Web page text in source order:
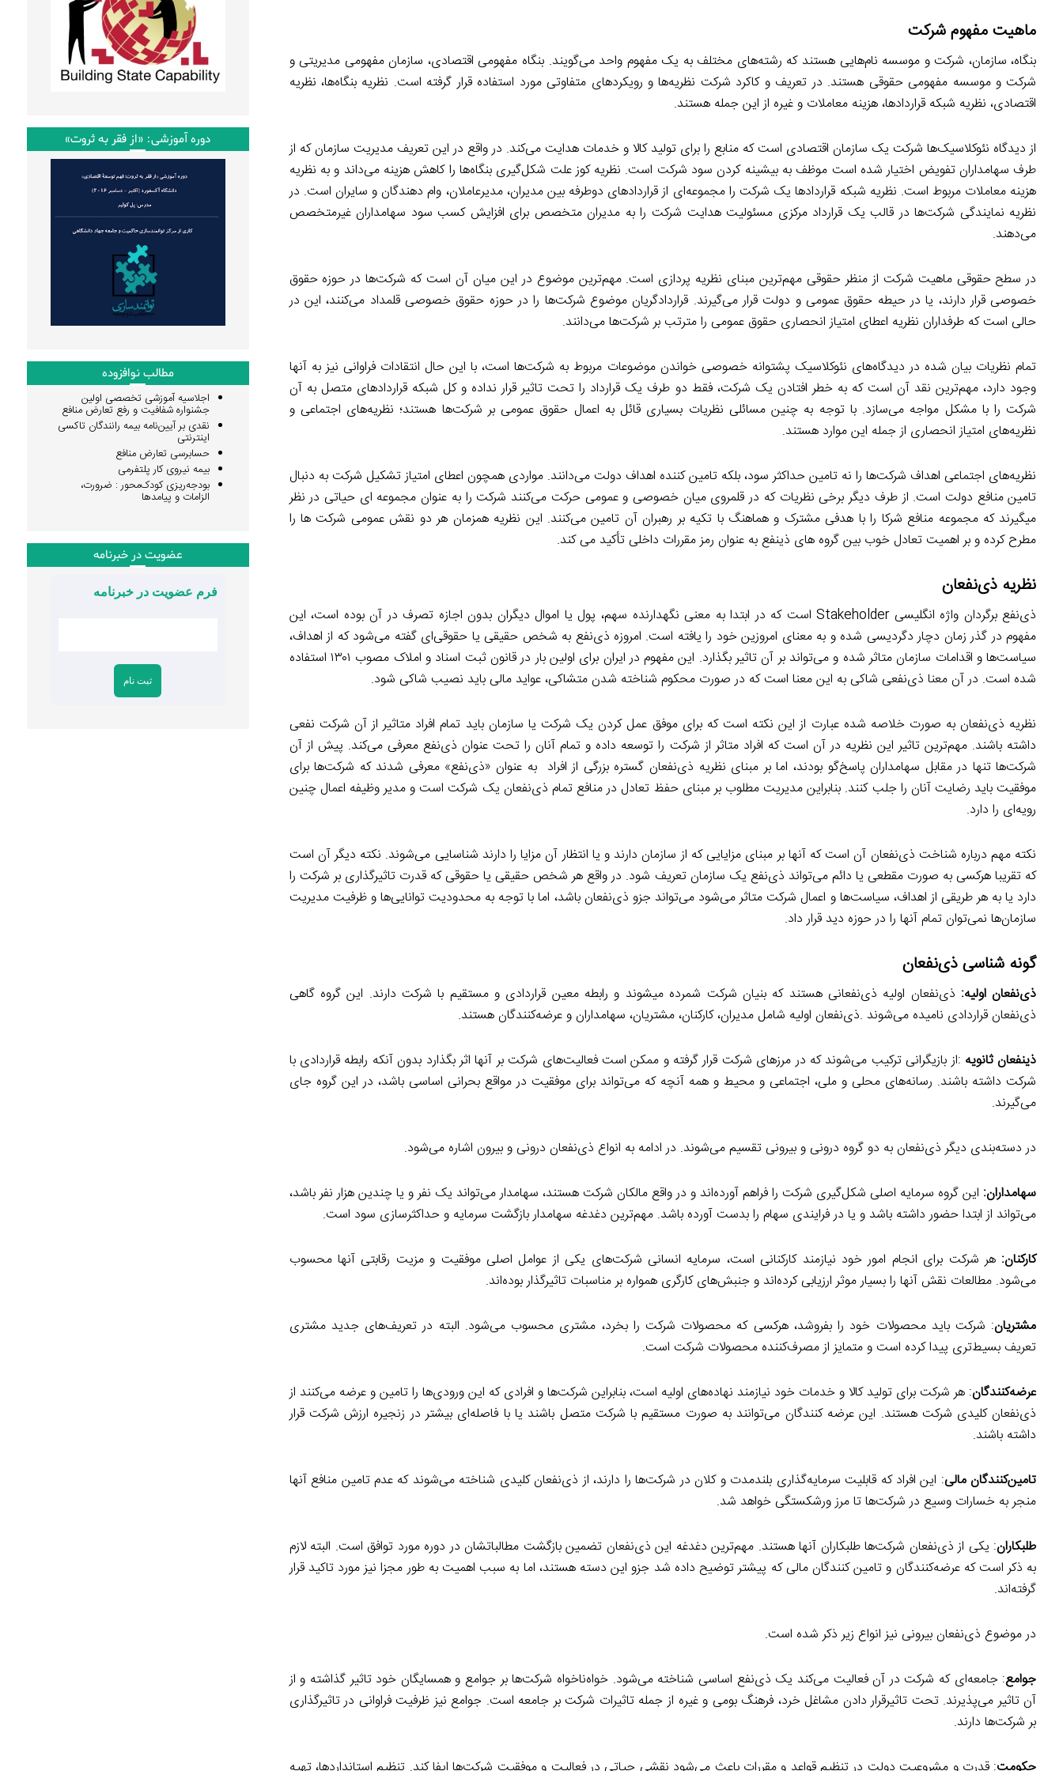
ماهیت مفهوم شرکت
بنگاه، سازمان، شرکت و موسسه نام‌هایی هستند که رشته‌های مختلف به یک مفهوم واحد می‌گویند. بنگاه مفهومی اقتصادی، سازمان مفهومی مدیریتی و
شرکت و موسسه مفهومی حقوقی هستند. در تعریف و کاکرد شرکت نظریه‌ها و رویکردهای متفاوتی مورد استفاده قرار گرفته است. نظریه بنگاه‌ها، نظریه
اقتصادی، نظریه شبکه قراردادها، هزینه معاملات و غیره از این جمله هستند.
از دیدگاه نئوکلاسیک‌ها شرکت یک سازمان اقتصادی است که منابع را برای تولید کالا و خدمات هدایت می‌کند. در واقع در این تعریف مدیریت سازمان که از
طرف سهامداران تفویض اختیار شده است موظف به بیشینه کردن سود شرکت است. نظریه کوز علت شکل‌گیری بنگاه‌ها را کاهش هزینه می‌داند و به نظریه
هزینه معاملات مربوط است. نظریه شبکه قراردادها یک شرکت را مجموعه‌ای از قراردادهای دوطرفه بین مدیران، مدیرعاملان، وام دهندگان و سایران است. در
نظریه نمایندگی شرکت‌ها در قالب یک قرارداد مرکزی مسئولیت هدایت شرکت را به مدیران متخصص برای افزایش کسب سود سهامداران غیرمتخصص
می‌دهند.
در سطح حقوقی ماهیت شرکت از منظر حقوقی مهم‌ترین مبنای نظریه پردازی است. مهم‌ترین موضوع در این میان آن است که شرکت‌ها در حوزه حقوق
خصوصی قرار دارند، یا در حیطه حقوق عمومی و دولت قرار می‌گیرند. قراردادگریان موضوع شرکت‌ها را در حوزه حقوق خصوصی قلمداد می‌کنند، این در
حالی است که طرفداران نظریه اعطای امتیاز انحصاری حقوق عمومی را مترتب بر شرکت‌ها می‌دانند.
تمام نظریات بیان شده در دیدگاه‌های نئوکلاسیک پشتوانه خصوصی خواندن موضوعات مربوط به شرکت‌ها است، با این حال انتقادات فراوانی نیز به آنها
وجود دارد، مهم‌ترین نقد آن است که به خطر افتادن یک شرکت، فقط دو طرف یک قرارداد را تحت تاثیر قرار نداده و کل شبکه قراردادهای متصل به آن
شرکت را با مشکل مواجه می‌سازد. با توجه به چنین مسائلی نظریات بسیاری قائل به اعمال حقوق عمومی بر شرکت‌ها هستند؛ نظریه‌های اجتماعی و
نظریه‌های امتیاز انحصاری از جمله این موارد هستند.
نظریه‌های اجتماعی اهداف شرکت‌ها را نه تامین حداکثر سود، بلکه تامین کننده اهداف دولت می‌دانند. مواردی همچون اعطای امتیاز تشکیل شرکت به دنبال
تامین منافع دولت است. از طرف دیگر برخی نظریات که در قلمروی میان خصوصی و عمومی حرکت می‌کنند شرکت را به عنوان مجموعه ای حیاتی در نظر
میگیرند که مجموعه منافع شرکا را با هدفی مشترک و هماهنگ با تکیه بر رهبران آن تامین می‌کنند. این نظریه همزمان هر دو نقش عمومی شرکت ها را
مطرح کرده و بر اهمیت تعادل خوب بین گروه های ذینفع به عنوان رمز مقررات داخلی تأکید می کند.
نظریه ذی‌نفعان
ذی‌نفع برگردان واژه انگلیسی Stakeholder است که در ابتدا به معنی نگهدارنده سهم، پول یا اموال دیگران بدون اجازه تصرف در آن بوده است، این
مفهوم در گذر زمان دچار دگردیسی شده و به معنای امروزین خود را یافته است. امروزه ذی‌نفع به شخص حقیقی یا حقوقی‌ای گفته می‌شود که از اهداف،
سیاست‌ها و اقدامات سازمان متاثر شده و می‌تواند بر آن تاثیر بگذارد. این مفهوم در ایران برای اولین بار در قانون ثبت اسناد و املاک مصوب ۱۳۰۱ استفاده
شده است. در آن معنا ذی‌نفعی شاکی به این معنا است که در صورت محکوم شناخته شدن متشاکی، عواید مالی باید نصیب شاکی شود.
نظریه ذی‌نفعان به صورت خلاصه شده عبارت از این نکته است که برای موفق عمل کردن یک شرکت یا سازمان باید تمام افراد متاثیر از آن شرکت نفعی
داشته باشند. مهم‌ترین تاثیر این نظریه در آن است که افراد متاثر از شرکت را توسعه داده و تمام آنان را تحت عنوان ذی‌نفع معرفی می‌کند. پیش از آن
شرکت‌ها تنها در مقابل سهامداران پاسخ‌گو بودند، اما بر مبنای نظریه ذی‌نفعان گستره بزرگی از افراد به عنوان «ذی‌نفع» معرفی شدند که شرکت‌ها برای
موفقیت باید رضایت آنان را جلب کنند. بنابراین مدیریت مطلوب بر مبنای حفظ تعادل در منافع تمام ذی‌نفعان یک شرکت است و مدیر وظیفه اعمال چنین
رویه‌ای را دارد.
نکته مهم درباره شناخت ذی‌نفعان آن است که آنها بر مبنای مزایایی که از سازمان دارند و یا انتظار آن مزایا را دارند شناسایی می‌شوند. نکته دیگر آن است
که تقریبا هرکسی به صورت مقطعی یا دائم می‌تواند ذی‌نفع یک سازمان تعریف شود. در واقع هر شخص حقیقی یا حقوقی که قدرت تاثیرگذاری بر شرکت را
دارد یا به هر طریقی از اهداف، سیاست‌ها و اعمال شرکت متاثر می‌شود می‌تواند جزو ذی‌نفعان باشد، اما با توجه به محدودیت توانایی‌ها و ظرفیت مدیریت
سازمان‌ها نمی‌توان تمام آنها را در حوزه دید قرار داد.
گونه شناسی ذی‌نفعان
ذی‌نفعان اولیه: ذی‌نفعان اولیه ذی‌نفعانی هستند که بنیان شرکت شمرده میشوند و رابطه معین قراردادی و مستقیم با شرکت دارند. این گروه گاهی
ذی‌نفعان قراردادی نامیده می‌شوند .ذی‌نفعان اولیه شامل مدیران، کارکنان، مشتریان، سهامداران و عرضه‌کنندگان هستند.
ذینفعان ثانویه :از بازیگرانی ترکیب می‌شوند که در مرزهای شرکت قرار گرفته و ممکن است فعالیت‌های شرکت بر آنها اثر بگذارد بدون آنکه رابطه قراردادی با
شرکت داشته باشند. رسانه‌های محلی و ملی، اجتماعی و محیط و همه آنچه که می‌تواند برای موفقیت در مواقع بحرانی اساسی باشد، در این گروه جای
می‌گیرند.
در دسته‌بندی دیگر ذی‌نفعان به دو گروه درونی و بیرونی تقسیم می‌شوند. در ادامه به انواع ذی‌نفعان درونی و بیرون اشاره می‌شود.
سهامداران: این گروه سرمایه اصلی شکل‌گیری شرکت را فراهم آورده‌اند و در واقع مالکان شرکت هستند، سهامدار می‌تواند یک نفر و یا چندین هزار نفر باشد،
می‌تواند از ابتدا حضور داشته باشد و یا در فرایندی سهام را بدست آورده باشد. مهم‌ترین دغدغه سهامدار بازگشت سرمایه و حداکثرسازی سود است.
کارکنان: هر شرکت برای انجام امور خود نیازمند کارکنانی است، سرمایه انسانی شرکت‌های یکی از عوامل اصلی موفقیت و مزیت رقابتی آنها محسوب
می‌شود. مطالعات نقش آنها را بسیار موثر ارزیابی کرده‌اند و جنبش‌های کارگری همواره بر مناسبات تاثیرگذار بوده‌اند.
مشتریان: شرکت باید محصولات خود را بفروشد، هرکسی که محصولات شرکت را بخرد، مشتری محسوب می‌شود. البته در تعریف‌های جدید مشتری
تعریف بسیط‌تری پیدا کرده است و متمایز از مصرف‌کننده محصولات شرکت است.
عرضه‌کنندگان: هر شرکت برای تولید کالا و خدمات خود نیازمند نهاده‌های اولیه است، بنابراین شرکت‌ها و افرادی که این ورودی‌ها را تامین و عرضه می‌کنند از
ذی‌نفعان کلیدی شرکت هستند. این عرضه کنندگان می‌توانند به صورت مستقیم با شرکت متصل باشند یا با فاصله‌ای بیشتر در زنجیره ارزش شرکت قرار
داشته باشند.
تامین‌کنندگان مالی: این افراد که قابلیت سرمایه‌گذاری بلندمدت و کلان در شرکت‌ها را دارند، از ذی‌نفعان کلیدی شناخته می‌شوند که عدم تامین منافع آنها
منجر به خسارات وسیع در شرکت‌ها تا مرز ورشکستگی خواهد شد.
طلبکاران: یکی از ذی‌نفعان شرکت‌ها طلبکاران آنها هستند. مهم‌ترین دغدغه این ذی‌نفعان تضمین بازگشت مطالباتشان در دوره مورد توافق است. البته لازم
به ذکر است که عرضه‌کنندگان و تامین کنندگان مالی که پیشتر توضیح داده شد جزو این دسته هستند، اما به سبب اهمیت به طور مجزا نیز مورد تاکید قرار
گرفته‌اند.
در موضوع ذی‌نفعان بیرونی نیز انواع زیر ذکر شده است.
جوامع: جامعه‌ای که شرکت در آن فعالیت می‌کند یک ذی‌نفع اساسی شناخته می‌شود. خواه‌ناخواه شرکت‌ها بر جوامع و همسایگان خود تاثیر گذاشته و از
آن تاثیر می‌پذیرند. تحت تاثیرقرار دادن مشاغل خرد، فرهنگ بومی و غیره از جمله تاثیرات شرکت بر جامعه است. جوامع نیز ظرفیت فراوانی در تاثیرگذاری
بر شرکت‌ها دارند.
دوره آموزشی: «از فقر به ثروت»
مطالب نوافزوده
اجلاسیه آموزشی تخصصی اولین
جشنواره شفافیت و رفع تعارض منافع
نقدی بر آیین‌نامه بیمه رانندگان تاکسی
اینترنتی
حسابرسی تعارض منافع
بیمه نیروی کار پلتفرمی
بودجه‌ریزی کودک‌محور : ضرورت،
الزامات و پیامدها
عضویت در خبرنامه
فرم عضویت در خبرنامه